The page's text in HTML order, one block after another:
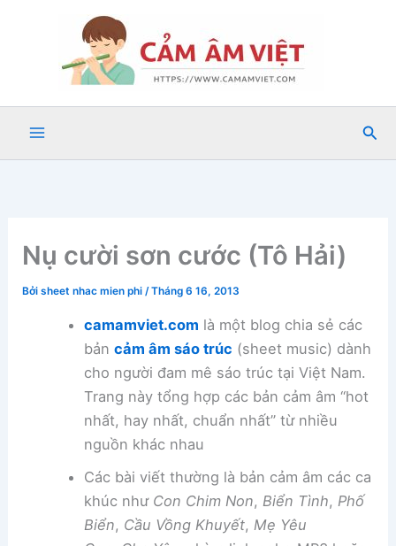
Tìm
Nụ cười sơn cước (Tô Hải)
Bởisheet nhac mien phi/Tháng 6 16, 2013
camamviet.com là một blog chia sẻ các
bản cảm âm sáo trúc (sheet music) dành
cho người đam mê sáo trúc tại Việt Nam.
Trang này tổng hợp các bản cảm âm “hot
nhất, hay nhất, chuẩn nhất” từ nhiều
nguồn khác nhau
Các bài viết thường là bản cảm âm các ca
khúc như Con Chim Non, Biển Tình, Phố
Biển, Cầu Vồng Khuyết, Mẹ Yêu